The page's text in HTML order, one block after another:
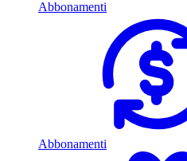
Abbonamenti
Abbonamenti